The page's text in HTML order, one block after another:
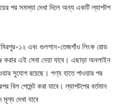
পর সমস্যা দেখা দিলে অন্য একটি ল্যাপটপ
মিরপুর-১২ এবং গুলশান-তেজগাঁও লিংক রোড
করার এই সেবা নেয়া যাবে। এছাড়া অনলাইন
সুযোগ রয়েছে। পণ্য হাতে পাওয়ার পর
বিল পেমেন্ট করা যাবে। ল্যাপটপের বর্তমান
দেখা যাবে